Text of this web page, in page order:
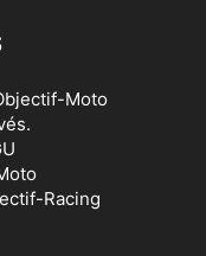
Moto
Racing